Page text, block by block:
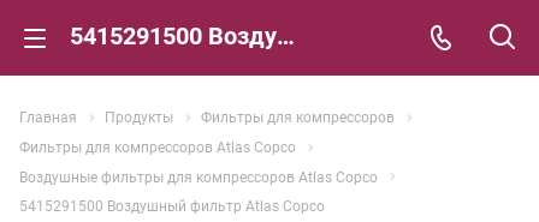
5415291500 Воздушный фильтр Atlas Copco
Главная Продукты
Фильтры для компрессоров
Фильтры для компрессоров Atlas Copco
Воздушные фильтры для компрессоров Atlas Copco
5415291500 Воздушный фильтр Atlas Copco